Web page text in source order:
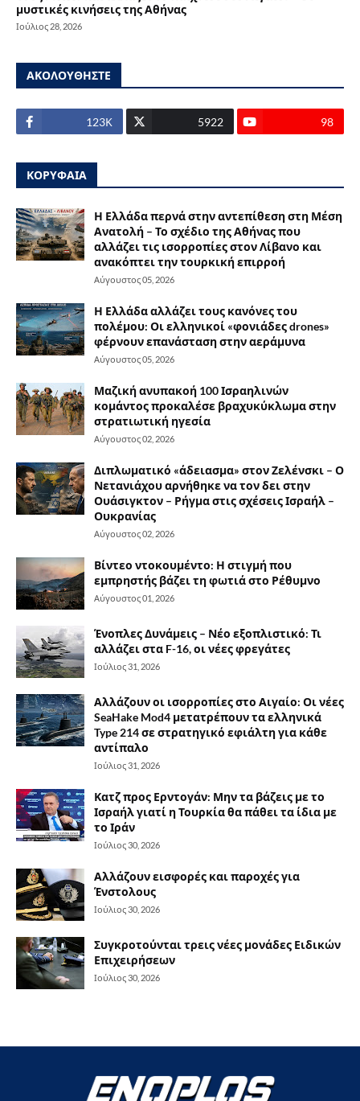
μυστικές κινήσεις της Αθήνας
Ιούλιος 28, 2026
ΑΚΟΛΟΥΘΗΣΤΕ
123Κ 5922 98
ΚΟΡΥΦΑΙΑ
Η Ελλάδα περνά στην αντεπίθεση στη Μέση
Ανατολή – Το σχέδιο της Αθήνας που
αλλάζει τις ισορροπίες στον Λίβανο και
ανακόπτει την τουρκική επιρροή
Αύγουστος 05, 2026
Η Ελλάδα αλλάζει τους κανόνες του
πολέμου: Οι ελληνικοί «φονιάδες drones»
φέρνουν επανάσταση στην αεράμυνα
Αύγουστος 05, 2026
Μαζική ανυπακοή 100 Ισραηλινών
κομάντος προκαλέσε βραχυκύκλωμα στην
στρατιωτική ηγεσία
Αύγουστος 02, 2026
Διπλωματικό «άδειασμα» στον Ζελένσκι – Ο
Νετανιάχου αρνήθηκε να τον δει στην
Ουάσιγκτον – Ρήγμα στις σχέσεις Ισραήλ –
Ουκρανίας
Αύγουστος 02, 2026
Βίντεο ντοκουμέντο: Η στιγμή που
εμπρηστής βάζει τη φωτιά στο Ρέθυμνο
Αύγουστος 01, 2026
Ένοπλες Δυνάμεις – Νέο εξοπλιστικό: Τι
αλλάζει στα F-16, οι νέες φρεγάτες
Ιούλιος 31, 2026
Αλλάζουν οι ισορροπίες στο Αιγαίο: Οι νέες
SeaHake Mod4 μετατρέπουν τα ελληνικά
Type 214 σε στρατηγικό εφιάλτη για κάθε
αντίπαλο
Ιούλιος 31, 2026
Κατζ προς Ερντογάν: Μην τα βάζεις με το
Ισραήλ γιατί η Τουρκία θα πάθει τα ίδια με
το Ιράν
Ιούλιος 30, 2026
Αλλάζουν εισφορές και παροχές για
Ένστολους
Ιούλιος 30, 2026
Συγκροτούνται τρεις νέες μονάδες Ειδικών
Επιχειρήσεων
Ιούλιος 30, 2026